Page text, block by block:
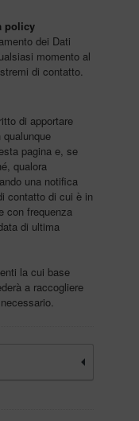
policy
dei Dati
momento al
di contatto.
di apportare
pagina e, se
qualora
una notifica
contatto di cui è in
con frequenza
di ultima
la cui base
a raccogliere